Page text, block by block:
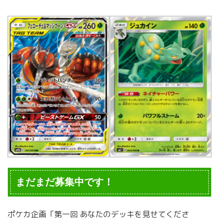
まだまだ募集中です！
ポケカ企画「第一回 あなたのデッキを見せてくださ